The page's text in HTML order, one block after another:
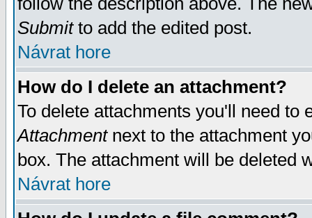
Submitto add the edited post.
Návrat hore
How do I delete an attachment?
To delete attachments you'll need
Attachmentnext to the attachment
box. The attachment will be deleted
Návrat hore